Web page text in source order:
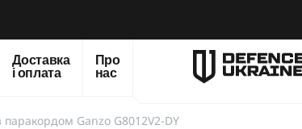
Доставка
і оплата
Про
нас
паракордом Ganzo G8012V2-DY